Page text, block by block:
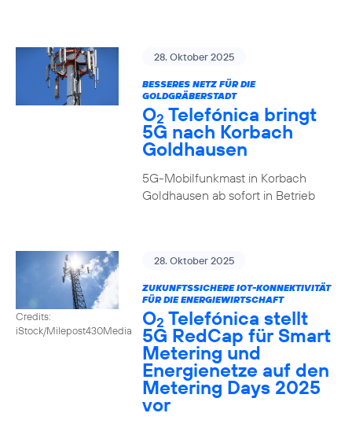
28. Oktober 2025
BESSERES NETZ FÜR DIE
GOLDGRÄBERSTADT
O2 Telefónica bringt
5G nach Korbach
Goldhausen
5G-Mobilfunkmast in Korbach
Goldhausen ab sofort in Betrieb
Credits:
iStock/Milepost430Media
28. Oktober 2025
ZUKUNFTSSICHERE IOT-KONNEKTIVITÄT
FÜR DIE ENERGIEWIRTSCHAFT
O2 Telefónica stellt
5G RedCap für Smart
Metering und
Energienetze auf den
Metering Days 2025
vor